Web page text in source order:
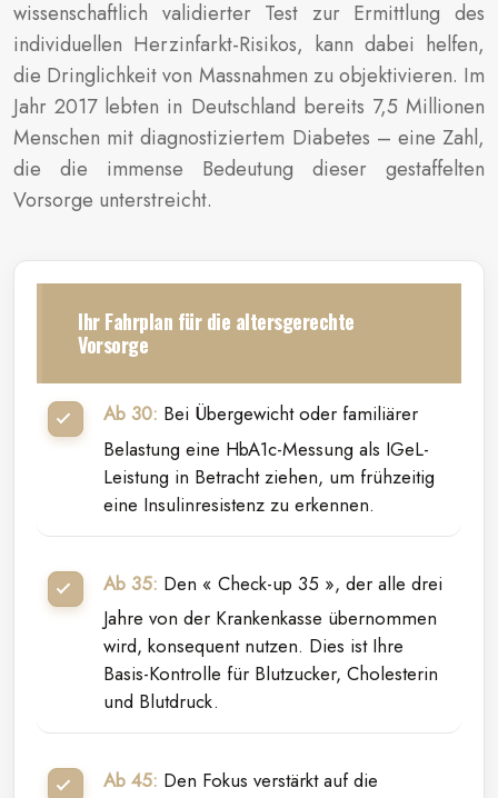
wissenschaftlich validierter Test zur Ermittlung des
individuellen Herzinfarkt-Risikos, kann dabei helfen,
die Dringlichkeit von Massnahmen zu objektivieren. Im
Jahr 2017 lebten in Deutschland bereits 7,5 Millionen
Menschen mit diagnostiziertem Diabetes – eine Zahl,
die die immense Bedeutung dieser gestaffelten
Vorsorge unterstreicht.
Ihr Fahrplan für die altersgerechte
Vorsorge
Ab 30: Bei Übergewicht oder familiärer
Belastung eine HbA1c-Messung als IGeL-
Leistung in Betracht ziehen, um frühzeitig
eine Insulinresistenz zu erkennen.
Ab 35: Den « Check-up 35 », der alle drei
Jahre von der Krankenkasse übernommen
wird, konsequent nutzen. Dies ist Ihre
Basis-Kontrolle für Blutzucker, Cholesterin
und Blutdruck.
Ab 45: Den Fokus verstärkt auf die